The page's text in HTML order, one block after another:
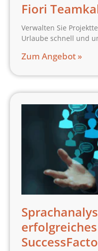
Fiori
Verwalten Sie
Urlaube schnell und
Zum Angebot »